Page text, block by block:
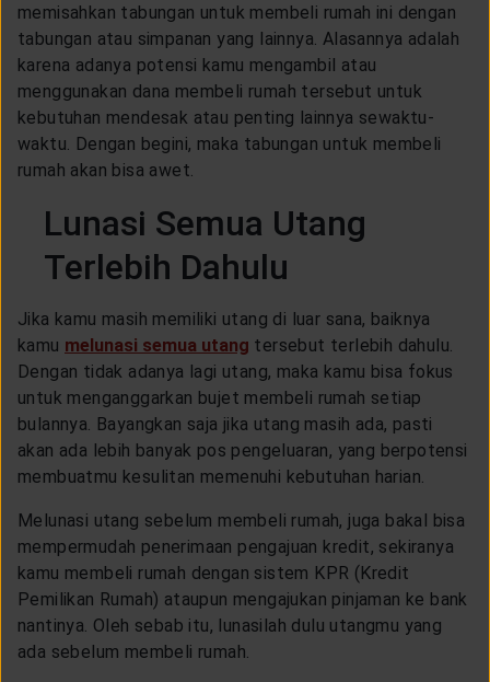
memisahkan tabungan untuk membeli rumah ini dengan
tabungan atau simpanan yang lainnya. Alasannya adalah
karena adanya potensi kamu mengambil atau
menggunakan dana membeli rumah tersebut untuk
kebutuhan mendesak atau penting lainnya sewaktu-
waktu. Dengan begini, maka tabungan untuk membeli
rumah akan bisa awet.
Lunasi Semua Utang
Terlebih Dahulu
Jika kamu masih memiliki utang di luar sana, baiknya
kamu melunasi semua utang tersebut terlebih dahulu.
Dengan tidak adanya lagi utang, maka kamu bisa fokus
untuk menganggarkan bujet membeli rumah setiap
bulannya. Bayangkan saja jika utang masih ada, pasti
akan ada lebih banyak pos pengeluaran, yang berpotensi
membuatmu kesulitan memenuhi kebutuhan harian.
Melunasi utang sebelum membeli rumah, juga bakal bisa
mempermudah penerimaan pengajuan kredit, sekiranya
kamu membeli rumah dengan sistem KPR (Kredit
Pemilikan Rumah) ataupun mengajukan pinjaman ke bank
nantinya. Oleh sebab itu, lunasilah dulu utangmu yang
ada sebelum membeli rumah.